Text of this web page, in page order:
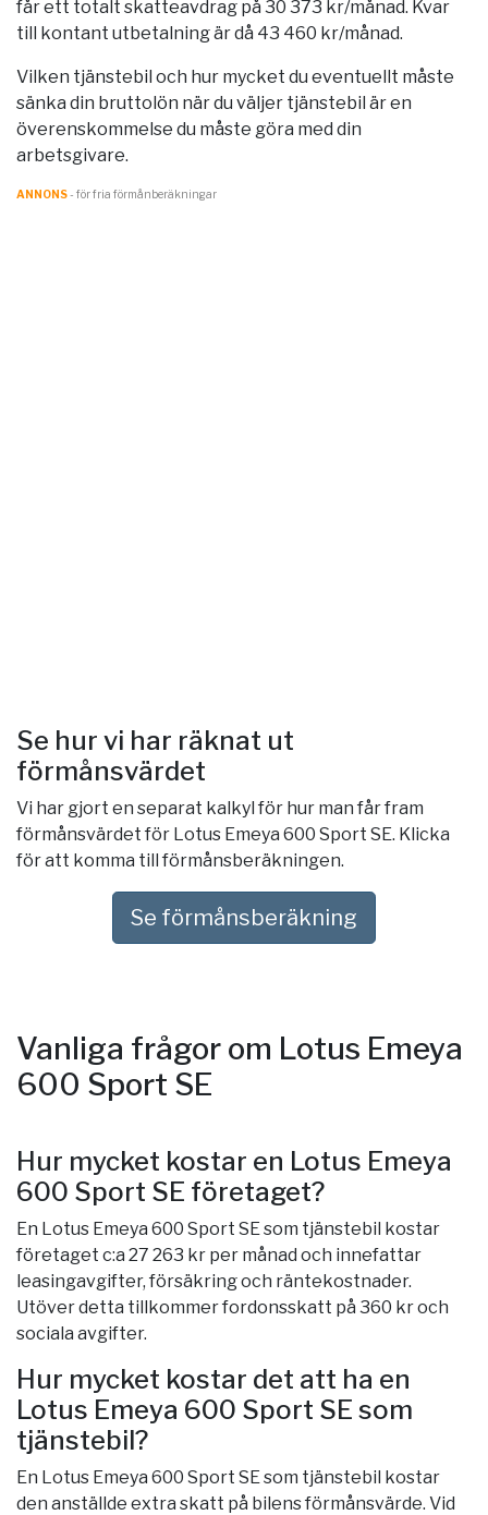
får ett totalt skatteavdrag på 30 373 kr/månad. Kvar
till kontant utbetalning är då 43 460 kr/månad.
Vilken tjänstebil och hur mycket du eventuellt måste
sänka din bruttolön när du väljer tjänstebil är en
överenskommelse du måste göra med din
arbetsgivare.
ANNONS- för fria förmånberäkningar
Se hur vi har räknat ut
förmånsvärdet
Vi har gjort en separat kalkyl för hur man får fram
förmånsvärdet för Lotus Emeya 600 Sport SE. Klicka
för att komma till förmånsberäkningen.
Se förmånsberäkning
Vanliga frågor om Lotus Emeya
600 Sport SE
Hur mycket kostar en Lotus Emeya
600 Sport SE företaget?
En Lotus Emeya 600 Sport SE som tjänstebil kostar
företaget c:a 27 263 kr per månad och innefattar
leasingavgifter, försäkring och räntekostnader.
Utöver detta tillkommer fordonsskatt på 360 kr och
sociala avgifter.
Hur mycket kostar det att ha en
Lotus Emeya 600 Sport SE som
tjänstebil?
En Lotus Emeya 600 Sport SE som tjänstebil kostar
den anställde extra skatt på bilens förmånsvärde. Vid